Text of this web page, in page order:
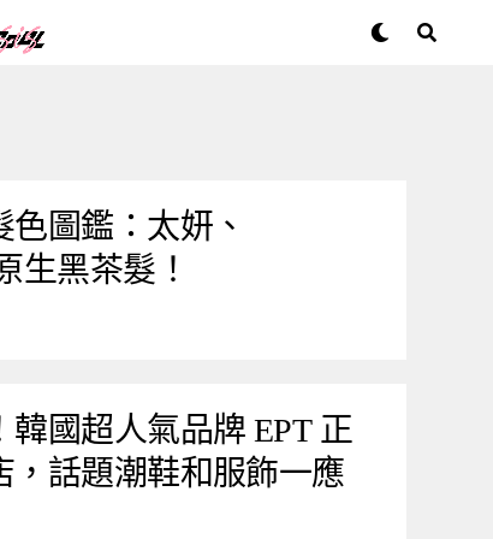
圖鑑：太妍、
生黑茶髮！
國超人氣品牌 EPT 正
，話題潮鞋和服飾一應